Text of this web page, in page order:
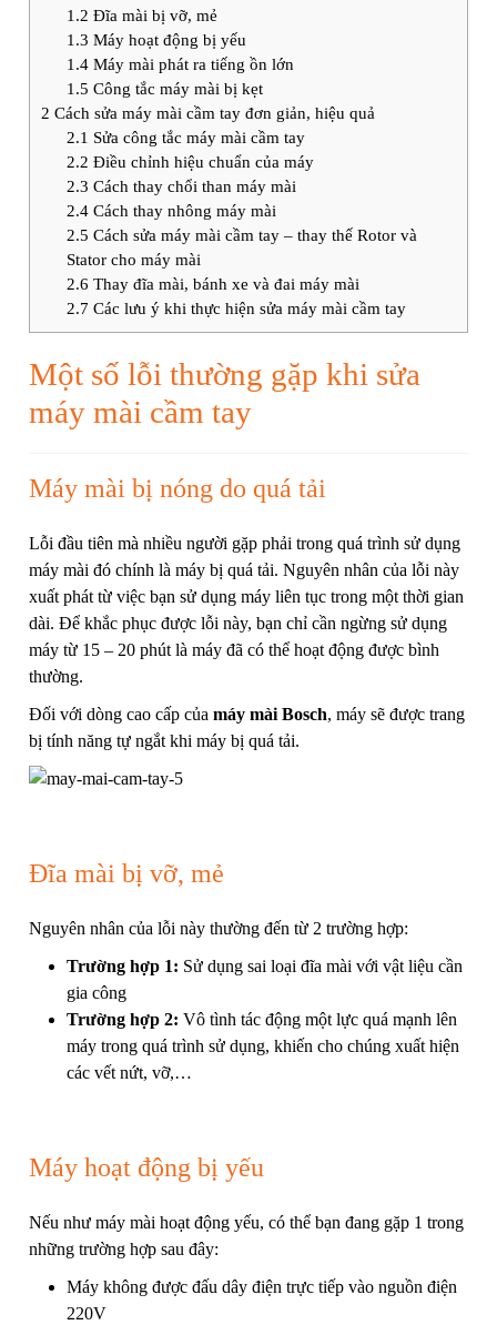
1.2 Đĩa mài bị vỡ, mẻ
1.3 Máy hoạt động bị yếu
1.4Máy mài phát ra tiếng ồn lớn
1.5 Công tắc máy mài bị kẹt
2 Cách sửa máy mài cầm tay đơn giản, hiệu quả
2.1 Sửa công tắc máy mài cầm tay
2.2 Điều chỉnh hiệu chuẩn của máy
2.3 Cách thay chổi than máy mài
2.4Cách thay nhông máy mài
2.5 Cách sửa máy mài cầm tay – thay thế Rotor và
Stator cho máy mài
2.6 Thay đĩa mài, bánh xe và đai máy mài
2.7 Các lưu ý khi thực hiện sửa máy mài cầm tay
Một số lỗi thường gặp khi sửa
máy mài cầm tay
Máy mài bị nóng do quá tải
Lỗi đầu tiên mà nhiều người gặp phải trong quá trình sử dụng
máy mài đó chính là máy bị quá tải. Nguyên nhân của lỗi này
xuất phát từ việc bạn sử dụng máy liên tục trong một thời gian
dài. Để khắc phục được lỗi này, bạn chỉ cần ngừng sử dụng
máy từ 15 – 20 phút là máy đã có thể hoạt động được bình
thường.
Đối với dòng cao cấp của máy mài Bosch, máy sẽ được trang
bị tính năng tự ngắt khi máy bị quá tải.
Đĩa mài bị vỡ, mẻ
Nguyên nhân của lỗi này thường đến từ 2 trường hợp:
Trường hợp 1: Sử dụng sai loại đĩa mài với vật liệu cần
gia công
Trường hợp 2: Vô tình tác động một lực quá mạnh lên
máy trong quá trình sử dụng, khiến cho chúng xuất hiện
các vết nứt, vỡ,…
Máy hoạt động bị yếu
Nếu như máy mài hoạt động yếu, có thể bạn đang gặp 1 trong
những trường hợp sau đây:
Máy không được đấu dây điện trực tiếp vào nguồn điện
220V